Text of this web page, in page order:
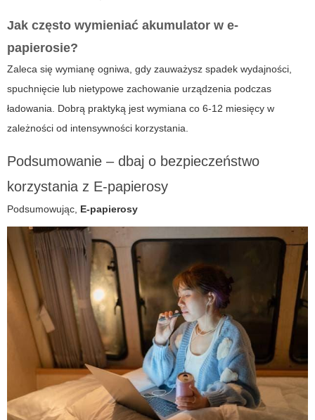
Jak często wymieniać akumulator w e-
papierosie?
Zaleca się wymianę ogniwa, gdy zauważysz spadek wydajności,
spuchnięcie lub nietypowe zachowanie urządzenia podczas
ładowania. Dobrą praktyką jest wymiana co 6-12 miesięcy w
zależności od intensywności korzystania.
Podsumowanie – dbaj o bezpieczeństwo
korzystania z E-papierosy
Podsumowując, E-papierosy